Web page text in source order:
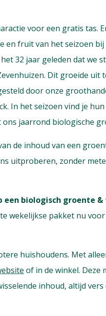
voor een gratis tas.
en fruit van het seizoen
32 jaar geleden dat we
Dit groeide uit
door onze
In het seizoen vind je
ons jaarrond biologische
de inhoud van een
uitproberen, zonder
een biologisch groente
wekelijkse pakket nu
huishoudens. Met
of in de winkel. Deze
inhoud, altijd